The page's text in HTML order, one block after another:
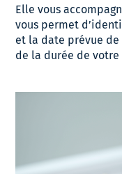
Elle vous
vous permet
et la date prévue
de la durée de votre